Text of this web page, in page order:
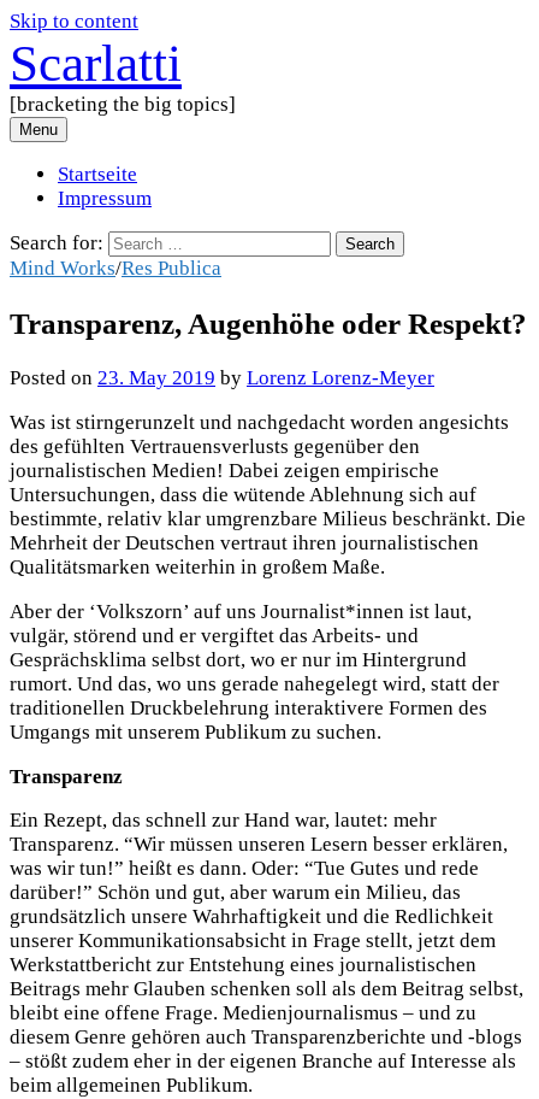
Skip to content
Scarlatti
[bracketing the big topics]
Menu
Startseite
Impressum
Search for:
Mind Works/Res Publica
Transparenz, Augenhöhe oder Respekt?
Posted on 23. May 2019 by Lorenz Lorenz-Meyer
Was ist stirngerunzelt und nachgedacht worden angesichts
des gefühlten Vertrauensverlusts gegenüber den
journalistischen Medien! Dabei zeigen empirische
Untersuchungen, dass die wütende Ablehnung sich auf
bestimmte, relativ klar umgrenzbare Milieus beschränkt. Die
Mehrheit der Deutschen vertraut ihren journalistischen
Qualitätsmarken weiterhin in großem Maße.
Aber der ‘Volkszorn’ auf uns Journalist*innen ist laut,
vulgär, störend und er vergiftet das Arbeits- und
Gesprächsklima selbst dort, wo er nur im Hintergrund
rumort. Und das, wo uns gerade nahegelegt wird, statt der
traditionellen Druckbelehrung interaktivere Formen des
Umgangs mit unserem Publikum zu suchen.
Transparenz
Ein Rezept, das schnell zur Hand war, lautet: mehr
Transparenz. “Wir müssen unseren Lesern besser erklären,
was wir tun!” heißt es dann. Oder: “Tue Gutes und rede
darüber!” Schön und gut, aber warum ein Milieu, das
grundsätzlich unsere Wahrhaftigkeit und die Redlichkeit
unserer Kommunikationsabsicht in Frage stellt, jetzt dem
Werkstattbericht zur Entstehung eines journalistischen
Beitrags mehr Glauben schenken soll als dem Beitrag selbst,
bleibt eine offene Frage. Medienjournalismus – und zu
diesem Genre gehören auch Transparenzberichte und -blogs
– stößt zudem eher in der eigenen Branche auf Interesse als
beim allgemeinen Publikum.